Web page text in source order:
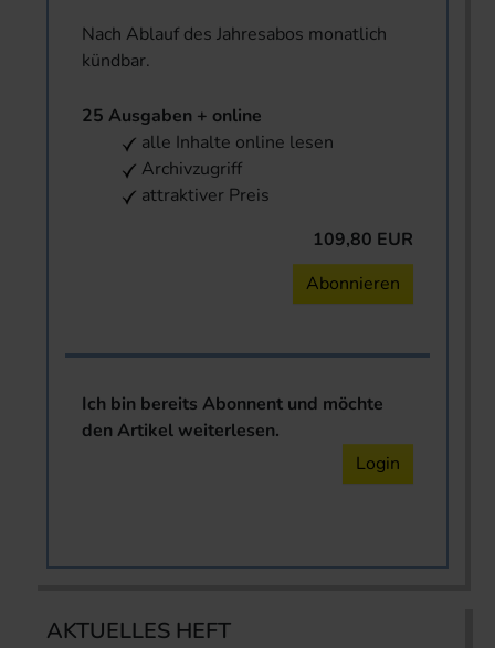
Nach Ablauf des Jahresabos monatlich
kündbar.
25 Ausgaben + online
alle Inhalte online lesen
Archivzugriff
attraktiver Preis
109,80 EUR
Abonnieren
Ich bin bereits Abonnent und möchte
den Artikel weiterlesen.
Login
AKTUELLES HEFT